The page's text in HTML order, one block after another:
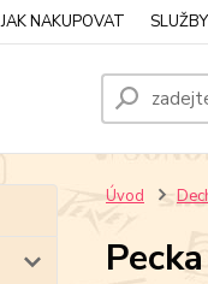
JAK NAKUPOVAT
Úvod